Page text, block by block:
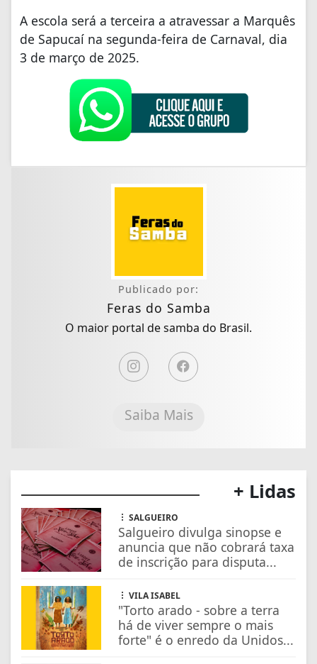
A escola será a terceira a atravessar a Marquês
de Sapucaí na segunda-feira de Carnaval, dia
3 de março de 2025.
Publicado por:
Feras do Samba
O maior portal de samba do Brasil.
Saiba Mais
+ Lidas
SALGUEIRO
Salgueiro divulga sinopse e
anuncia que não cobrará taxa
de inscrição para disputa...
VILA ISABEL
"Torto arado - sobre a terra
há de viver sempre o mais
forte" é o enredo da Unidos...